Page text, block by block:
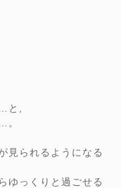
と,
。
見られるようになる
ゆっくりと過ごせる